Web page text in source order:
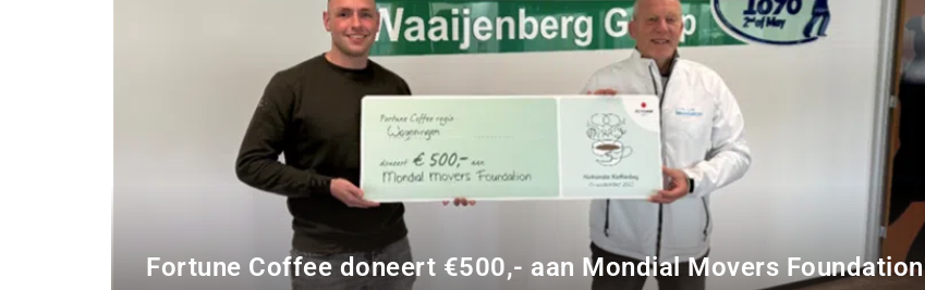
Fortune Coffee doneert €500,- aan Mondial Movers Foundation